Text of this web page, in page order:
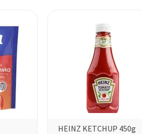
HEINZ KETCHUP 450g